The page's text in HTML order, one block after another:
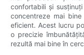
confortabili și
concentreze mai
eficient. Acest lucru
o precizie
rezultă mai bine în